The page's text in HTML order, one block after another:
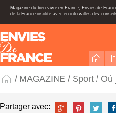
Magazine du bien vivre en France, Envies de
de la France insolite avec en intervalles des
/ MAGAZINE / Sport / Où
Partager avec: